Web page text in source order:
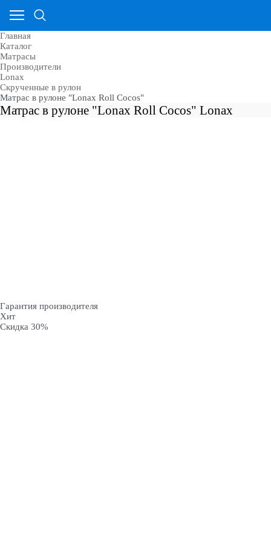
Главная
Каталог
Матрасы
Производители
Lonax
Скрученные в рулон
Матрас в рулоне "Lonax Roll Cocos"
Матрас в рулоне "Lonax Roll Cocos" Lonax
Гарантия производителя
Хит
Скидка 30%